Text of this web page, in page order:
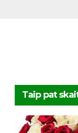
Taip pat